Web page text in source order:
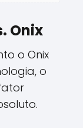
Onix
o Onix
o